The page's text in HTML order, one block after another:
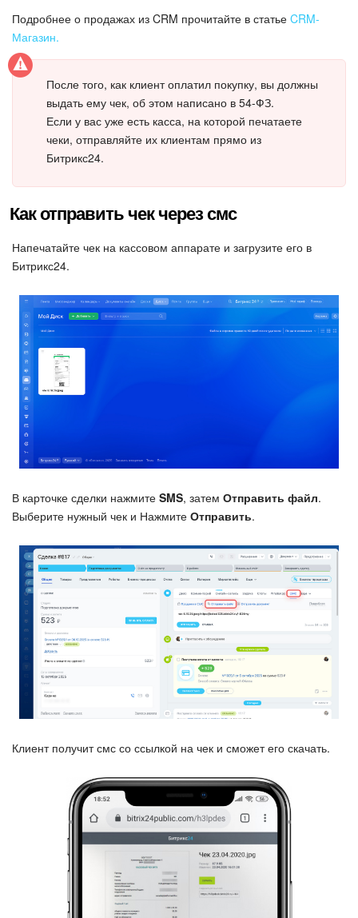
Телефония
Приложение Битрикс24
Общие вопросы
Битрикс24 в коробке
Изменения в статьях (архив)
ВХОД
Подробнее о продажах из CRM прочитайте в статье CRM-
Магазин.
После того, как клиент оплатил покупку, вы должны
выдать ему чек, об этом написано в 54-ФЗ.
Если у вас уже есть касса, на которой печатаете
чеки, отправляйте их клиентам прямо из
Битрикс24.
Как отправить чек через смс
Напечатайте чек на кассовом аппарате и загрузите его в
Битрикс24.
В карточке сделки нажмите SMS, затем Отправить файл.
Выберите нужный чек и Нажмите Отправить.
Клиент получит смс со ссылкой на чек и сможет его скачать.